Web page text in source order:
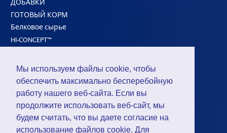
Мы используем файлы cookie, чтобы
обеспечить максимально бесперебойную
работу нашего веб-сайта. Если вы
продолжите использовать веб-сайт, мы
будем считать, что вы даете согласие на
использование файлов cookie. Для
ДОБАВКИ
ГОТОВЫЙ КОРМ
Белковое сырье
HI-CONCEPT™
РЕШЕНИЯ
Для с/х птицы
Для жвачных животных
Для свиней